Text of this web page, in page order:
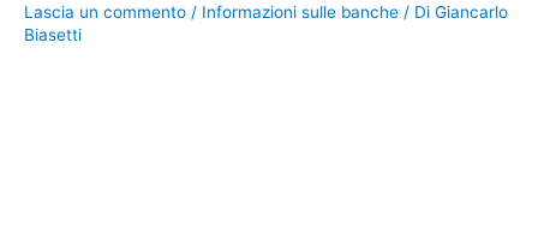
Lascia un commento / Informazioni sulle banche / Di Giancarlo
Biasetti